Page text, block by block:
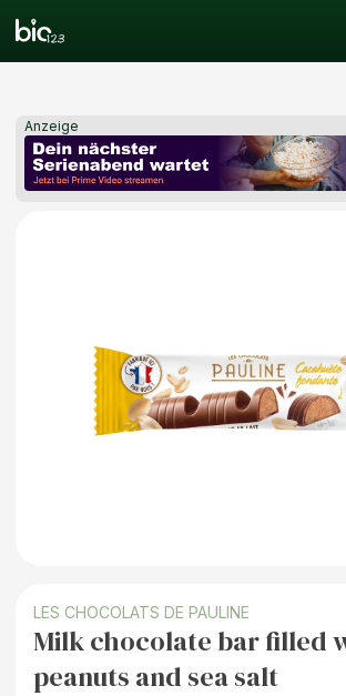
Anzeige
LES CHOCOLATS DE PAULINE
Milk chocolate bar filled
peanuts and sea salt